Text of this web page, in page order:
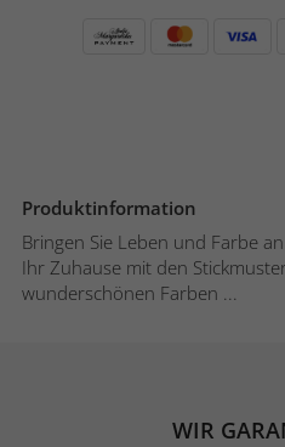
Produktinformation
Bringen Sie Leben und Farbe
Ihr Zuhause mit den
wunderschönen Farben ...
WIR